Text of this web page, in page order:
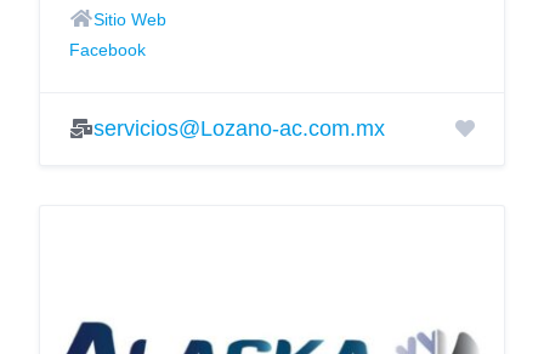
Sitio Web
Facebook
servicios@Lozano-ac.com.mx